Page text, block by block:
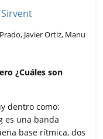
Javier Ortiz, Manu
¿Cuáles son
dentro como:
es una banda
base rítmica, dos